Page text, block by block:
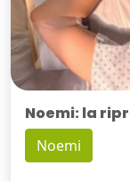
Noemi: la
Noemi